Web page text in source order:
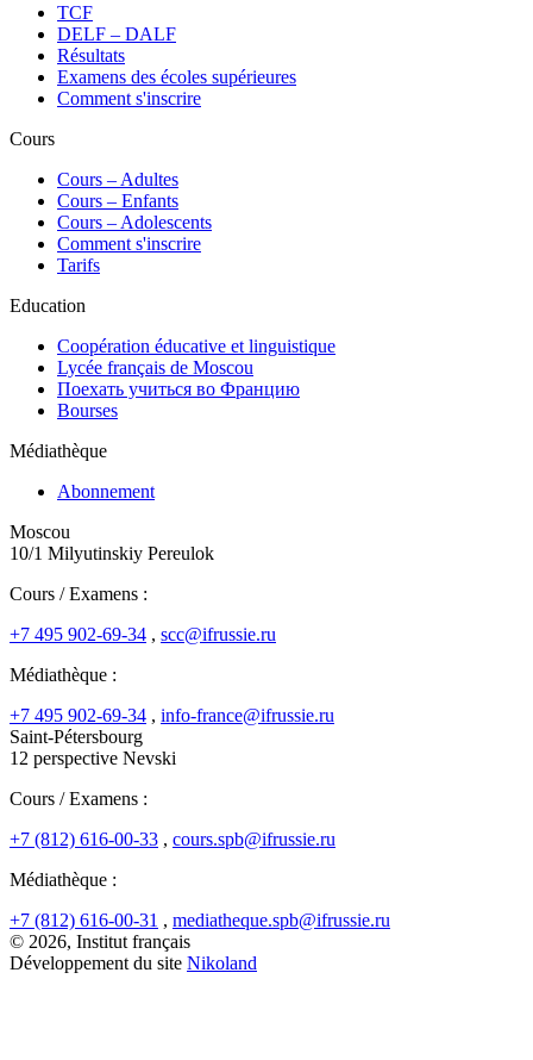
TCF
DELF – DALF
Résultats
Examens des écoles supérieures
Comment s'inscrire
Cours
Сours – Adultes
Cours – Enfants
Cours – Adolescents
Comment s'inscrire
Tarifs
Education
Coopération éducative et linguistique
Lycée français de Moscou
Поехать учиться во Францию
Bourses
Médiathèque
Abonnement
Moscou
10/1 Milyutinskiy Pereulok
Cours / Examens :
+7 495 902-69-34 , scc@ifrussie.ru
Médiathèque :
+7 495 902-69-34 , info-france@ifrussie.ru
Saint-Pétersbourg
12 perspective Nevski
Cours / Examens :
+7 (812) 616-00-33 , cours.spb@ifrussie.ru
Médiathèque :
+7 (812) 616-00-31 , mediatheque.spb@ifrussie.ru
© 2026, Institut français
Développement du site Nikoland